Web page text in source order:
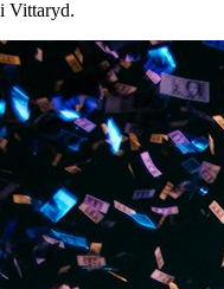
i Vittaryd.